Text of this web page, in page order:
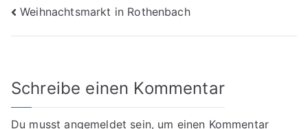
Beitragsnavigation
Weihnachtsmarkt in Rothenbach
Schreibe einen Kommentar
Du musstangemeldet sein, um einen Kommentar